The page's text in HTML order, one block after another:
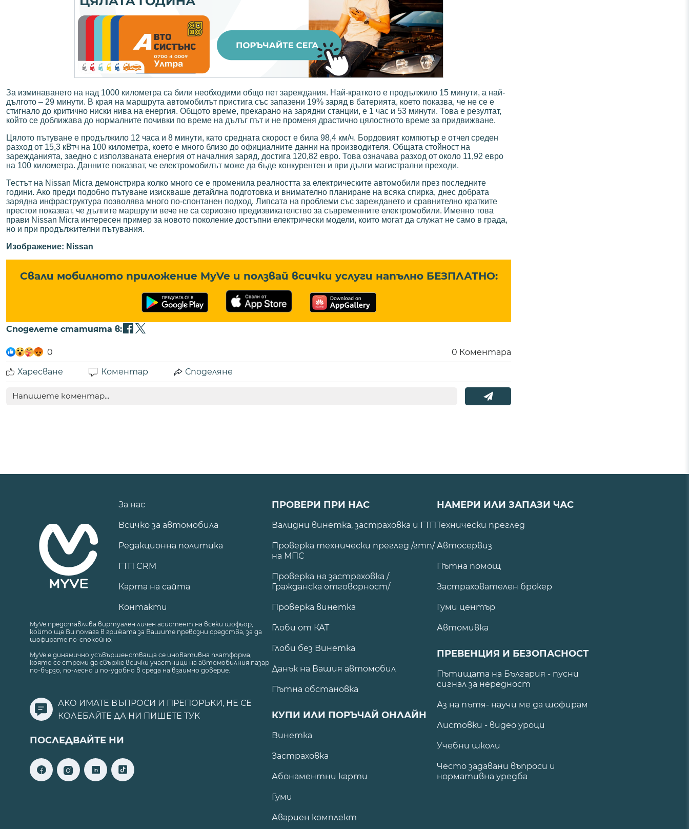
За изминаването на над 1000 километра са били необходими общо пет зареждания. Най-краткото е продължило 15 минути, а най-
дългото – 29 минути. В края на маршрута автомобилът пристига със запазени 19% заряд в батерията, което показва, че не се е
стигнало до критично ниски нива на енергия. Общото време, прекарано на зарядни станции, е 1 час и 53 минути. Това е резултат,
който се доближава до нормалните почивки по време на дълъг път и не променя драстично цялостното време за придвижване.
Цялото пътуване е продължило 12 часа и 8 минути, като средната скорост е била 98,4 км/ч. Бордовият компютър е отчел среден
разход от 15,3 кВтч на 100 километра, което е много близо до официалните данни на производителя. Общата стойност на
зарежданията, заедно с използваната енергия от началния заряд, достига 120,82 евро. Това означава разход от около 11,92 евро
на 100 километра. Данните показват, че електромобилът може да бъде конкурентен и при дълги магистрални преходи.
Тестът на Nissan Micra демонстрира колко много се е променила реалността за електрическите автомобили през последните
години. Ако преди подобно пътуване изискваше детайлна подготовка и внимателно планиране на всяка спирка, днес добрата
зарядна инфраструктура позволява много по-спонтанен подход. Липсата на проблеми със зареждането и сравнително кратките
престои показват, че дългите маршрути вече не са сериозно предизвикателство за съвременните електромобили. Именно това
прави Nissan Micra интересен пример за новото поколение достъпни електрически модели, които могат да служат не само в града,
но и при продължителни пътувания.
Изображение: Nissan
Свали мобилното приложение MyVe и ползвай всички услуги напълно БЕЗПЛАТНО:
Споделете статията в:
0 0 Коментара
Харесване
Коментар Споделяне
За нас
Всичко за автомобила
Редакционна политика
ГТП CRM
Карта на сайта
Контакти
MyVe представлява виртуален личен асистент на всеки шофьор,
който ще Ви помага в грижата за Вашите превозни средства, за да
шофирате по-спокойно.
MyVe е динамично усъвършенстваща се иновативна платформа,
която се стреми да свърже всички участници на автомобилния пазар
по-бързо, по-лесно и по-удобно в среда на взаимно доверие.
АКО ИМАТЕ ВЪПРОСИ И ПРЕПОРЪКИ, НЕ СЕ
КОЛЕБАЙТЕ ДА НИ ПИШЕТЕ ТУК
ПОСЛЕДВАЙТЕ НИ
ПРОВЕРИ ПРИ НАС
Валидни винетка, застраховка и ГТП
Проверка технически преглед /гтп/
на МПС
Проверка на застраховка /
Гражданска отговорност/
Проверка винетка
Глоби от КАТ
Глоби без Винетка
Данък на Вашия автомобил
Пътна обстановка
КУПИ ИЛИ ПОРЪЧАЙ ОНЛАЙН
Винетка
Застраховка
Абонаментни карти
Гуми
Авариен комплект
НАМЕРИ ИЛИ ЗАПАЗИ ЧАС
Технически преглед
Автосервиз
Пътна помощ
Застрахователен брокер
Гуми център
Автомивка
ПРЕВЕНЦИЯ И БЕЗОПАСНОСТ
Пътищата на България - пусни
сигнал за нередност
Аз на пътя- научи ме да шофирам
Листовки - видео уроци
Учебни школи
Често задавани въпроси и
нормативна уредба